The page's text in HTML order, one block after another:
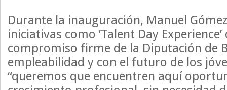
Durante la inauguración, Manuel
iniciativas como ’Talent Day
compromiso firme de la Diputación de
empleabilidad y con el futuro de los
“queremos que encuentren aquí